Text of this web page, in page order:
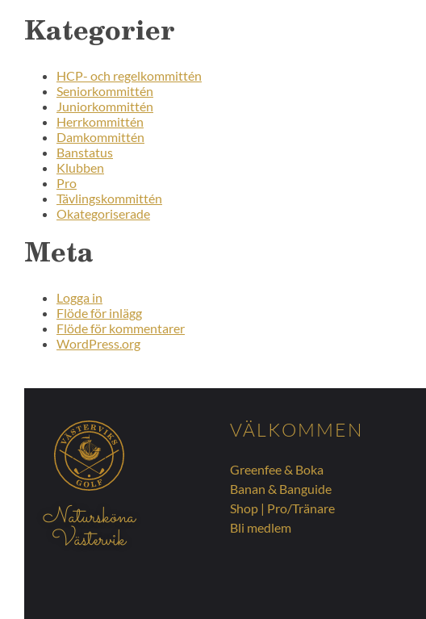
Kategorier
HCP- och regelkommittén
Seniorkommittén
Juniorkommittén
Herrkommittén
Damkommittén
Banstatus
Klubben
Pro
Tävlingskommittén
Okategoriserade
Meta
Logga in
Flöde för inlägg
Flöde för kommentarer
WordPress.org
Natursköna
Västervik
VÄLKOMMEN
Greenfee & Boka
Banan & Banguide
Shop | Pro/Tränare
Bli medlem